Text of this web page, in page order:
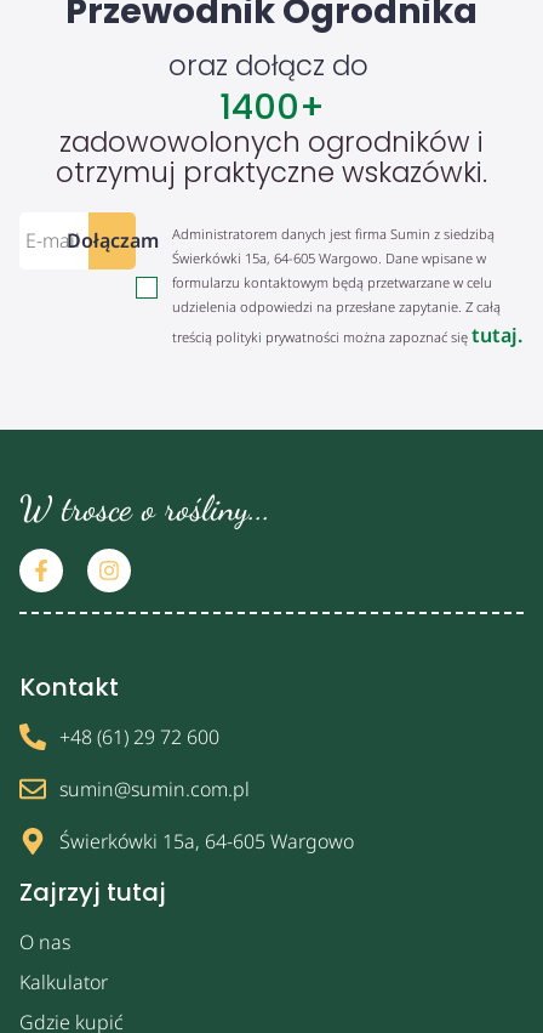
Przewodnik Ogrodnika
oraz dołącz do
zadowowolonych ogrodników i
otrzymuj praktyczne wskazówki.
1400+
Dołączam
Administratorem danych jest firma Sumin z siedzibą
Świerkówki 15a, 64-605 Wargowo. Dane wpisane w
formularzu kontaktowym będą przetwarzane w celu
udzielenia odpowiedzi na przesłane zapytanie. Z całą
treścią polityki prywatności można zapoznać się tutaj.
W trosce o rośliny...
Zajrzyj tutaj
O nas
Kalkulator
Gdzie kupić
Kontakt
+48 (61) 29 72 600
sumin@sumin.com.pl
Świerkówki 15a, 64-605 Wargowo